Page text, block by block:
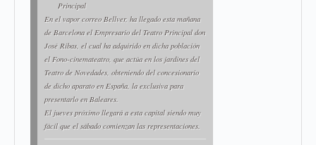
Principal
En el vapor correo Bellver, ha llegado esta mañana
de Barcelona el Empresario del Teatro Principal don
José Ribas, el cual ha adquirido en dicha población
el Fono-cinemateatro, que actúa en los jardines del
Teatro de Novedades, obteniendo del concesionario
de dicho aparato en España, la exclusiva para
presentarlo en Baleares.
El jueves próximo llegará a esta capital siendo muy
fácil que el sábado comienzan las representaciones.